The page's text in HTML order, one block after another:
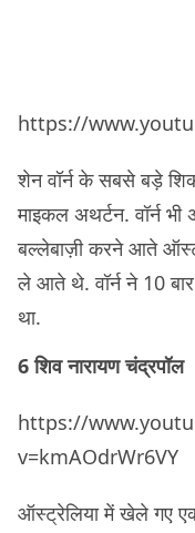
https://
शेन वॉर्न के सबसे बड़े
माइकल अथर्टन. वॉर्न
बल्लेबाज़ी करने आते
ले आते थे. वॉर्न ने 10
था.
6 शिव नारायण चंद्रपॉल
https://
v=kmAOdrWr6VY
ऑस्ट्रेलिया में खेले गए